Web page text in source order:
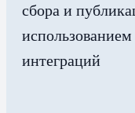
сбора и
интеграций